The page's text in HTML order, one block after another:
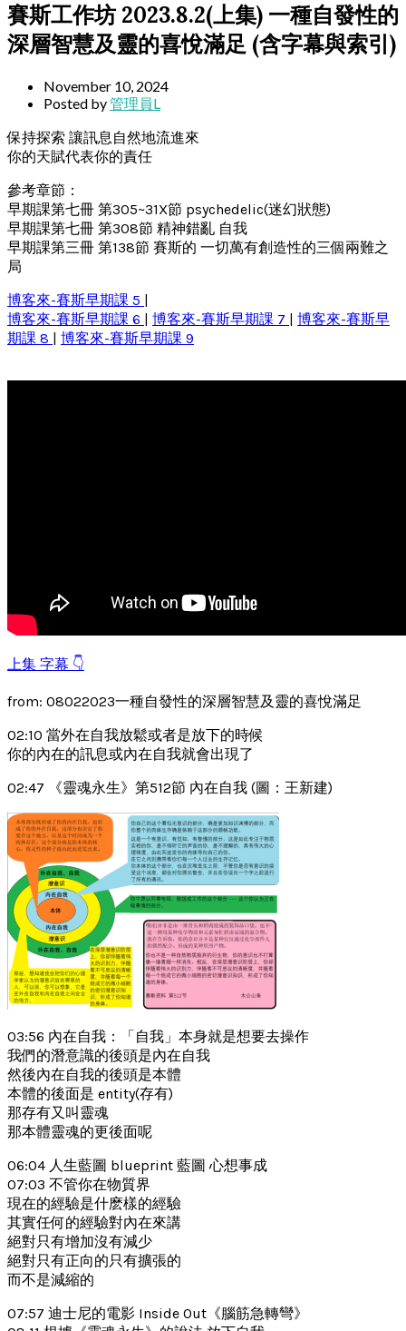
賽斯工作坊 2023.8.2(上集) 一種自發性的
深層智慧及靈的喜悅滿足 (含字幕與索引)
November 10, 2024
Posted by管理員L
保持探索 讓訊息自然地流進來
你的天賦代表你的責任
參考章節：
早期課第七冊 第305~31X節 psychedelic(迷幻狀態)
早期課第七冊 第308節 精神錯亂 自我
早期課第三冊 第138節 賽斯的 一切萬有創造性的三個兩難之
局
博客來-賽斯早期課 5
博客來-賽斯早期課 6
博客來-賽斯早期課 7
博客來-賽斯早
期課 8
博客來-賽斯早期課 9
上集 字幕 👇
from: 08022023一種自發性的深層智慧及靈的喜悅滿足
02:10 當外在自我放鬆或者是放下的時候
你的內在的訊息或內在自我就會出現了
02:47 《靈魂永生》第512節 內在自我 (圖：王新建)
03:56 內在自我：「自我」本身就是想要去操作
我們的潛意識的後頭是內在自我
然後內在自我的後頭是本體
本體的後面是 entity(存有)
那存有又叫靈魂
那本體靈魂的更後面呢
06:04 人生藍圖 blueprint 藍圖 心想事成
07:03 不管你在物質界
現在的經驗是什麽樣的經驗
其實任何的經驗對內在來講
絕對只有增加沒有減少
絕對只有正向的只有擴張的
而不是減縮的
07:57 迪士尼的電影 Inside Out《腦筋急轉彎》